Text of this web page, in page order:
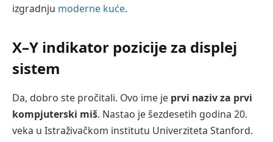
izgradnju moderne kuće.
X–Y indikator pozicije za displej
sistem
Da, dobro ste pročitali. Ovo ime je prvi naziv za prvi
kompjuterski miš. Nastao je šezdesetih godina 20.
veka u Istraživačkom institutu Univerziteta Stanford.